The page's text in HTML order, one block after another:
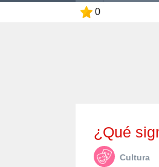
0
¿Qué
Cultura